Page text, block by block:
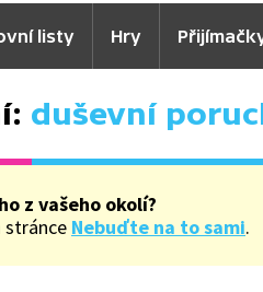
listy Hry
duševní
z vašeho okolí?
stránce Nebuďte na to sami.